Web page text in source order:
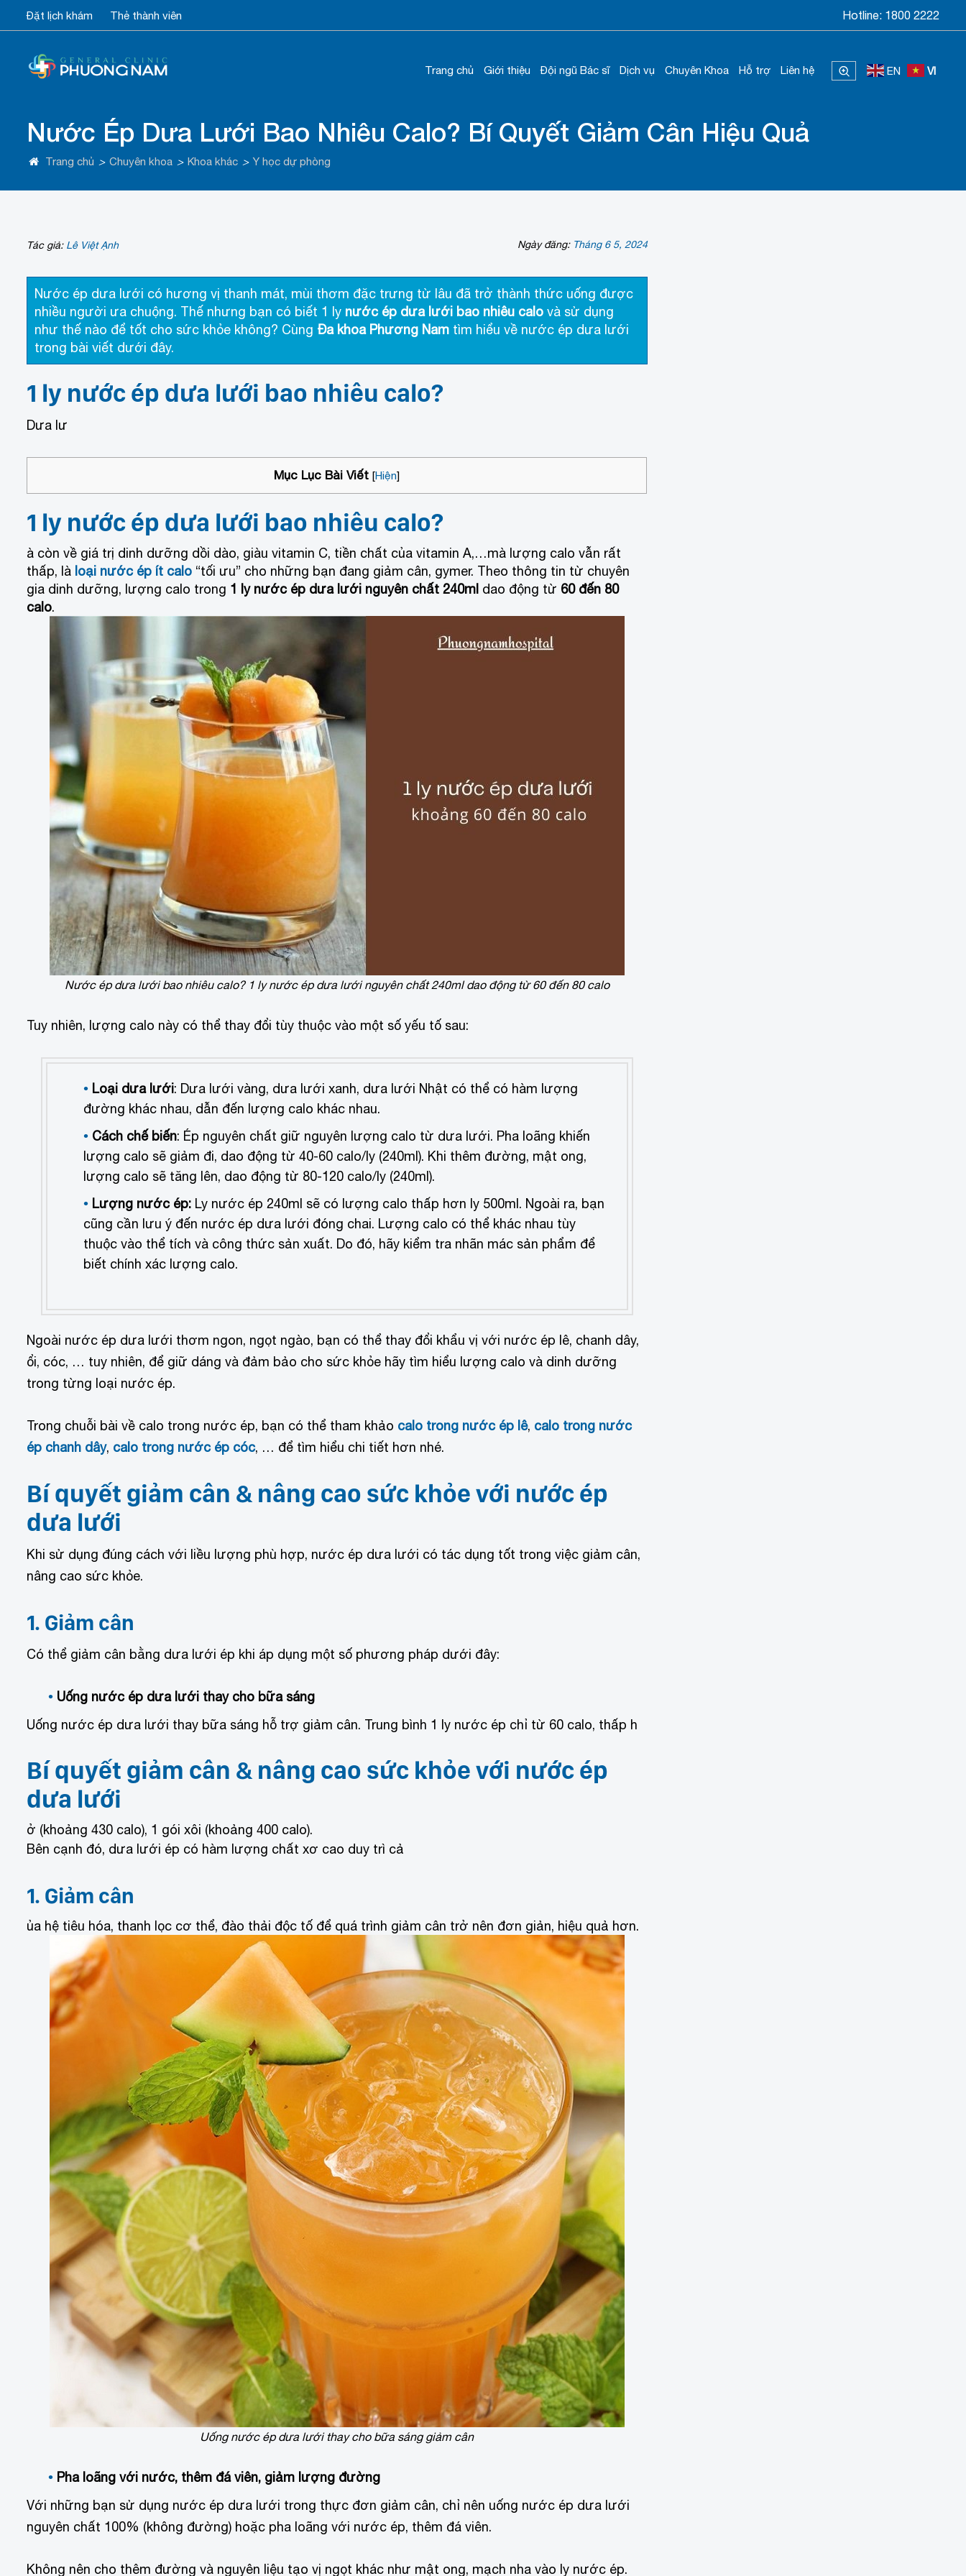
Đặt lịch khám Thẻ thành viên Hotline: 1800 2222
Trang chủ Giới thiệu Đội ngũ Bác sĩ Dịch vụ Chuyên Khoa Hỗ trợ Liên hệ EN VI
Nước Ép Dưa Lưới Bao Nhiêu Calo? Bí Quyết Giảm Cân Hiệu Quả
Trang chủ > Chuyên khoa > Khoa khác > Y học dự phòng
Tác giả: Lê Việt Ạnh Ngày đăng: Tháng 6 5, 2024
Nước ép dưa lưới có hương vị thanh mát, mùi thơm đặc trưng từ lâu đã trở thành thức uống được
nhiều người ưa chuộng. Thế nhưng bạn có biết 1 ly nước ép dưa lưới bao nhiêu calo và sử dụng
như thế nào để tốt cho sức khỏe không? Cùng Đa khoa Phương Nam tìm hiểu về nước ép dưa lưới
trong bài viết dưới đây.
1 ly nước ép dưa lưới bao nhiêu calo?
Dưa lư
Mục Lục Bài Viết [Hiện]
1 ly nước ép dưa lưới bao nhiêu calo?
à còn về giá trị dinh dưỡng dồi dào, giàu vitamin C, tiền chất của vitamin A,…mà lượng calo vẫn rất
thấp, là loại nước ép ít calo “tối ưu” cho những bạn đang giảm cân, gymer. Theo thông tin từ chuyên
gia dinh dưỡng, lượng calo trong 1 ly nước ép dưa lưới nguyên chất 240ml dao động từ 60 đến 80
calo.
Nước ép dưa lưới bao nhiêu calo? 1 ly nước ép dưa lưới nguyên chất 240ml dao động từ 60 đến 80 calo
Tuy nhiên, lượng calo này có thể thay đổi tùy thuộc vào một số yếu tố sau:
Loại dưa lưới: Dưa lưới vàng, dưa lưới xanh, dưa lưới Nhật có thể có hàm lượng
đường khác nhau, dẫn đến lượng calo khác nhau.
Cách chế biến: Ép nguyên chất giữ nguyên lượng calo từ dưa lưới. Pha loãng khiến
lượng calo sẽ giảm đi, dao động từ 40-60 calo/ly (240ml). Khi thêm đường, mật ong,
lượng calo sẽ tăng lên, dao động từ 80-120 calo/ly (240ml).
Lượng nước ép: Ly nước ép 240ml sẽ có lượng calo thấp hơn ly 500ml. Ngoài ra, bạn
cũng cần lưu ý đến nước ép dưa lưới đóng chai. Lượng calo có thể khác nhau tùy
thuộc vào thể tích và công thức sản xuất. Do đó, hãy kiểm tra nhãn mác sản phẩm để
biết chính xác lượng calo.
Ngoài nước ép dưa lưới thơm ngon, ngọt ngào, bạn có thể thay đổi khẩu vị với nước ép lê, chanh dây,
ổi, cóc, … tuy nhiên, để giữ dáng và đảm bảo cho sức khỏe hãy tìm hiểu lượng calo và dinh dưỡng
trong từng loại nước ép.
Trong chuỗi bài về calo trong nước ép, bạn có thể tham khảo calo trong nước ép lê, calo trong nước
ép chanh dây, calo trong nước ép cóc, … để tìm hiểu chi tiết hơn nhé.
Bí quyết giảm cân & nâng cao sức khỏe với nước ép
dưa lưới
Khi sử dụng đúng cách với liều lượng phù hợp, nước ép dưa lưới có tác dụng tốt trong việc giảm cân,
nâng cao sức khỏe.
1. Giảm cân
Có thể giảm cân bằng dưa lưới ép khi áp dụng một số phương pháp dưới đây:
Uống nước ép dưa lưới thay cho bữa sáng
Uống nước ép dưa lưới thay bữa sáng hỗ trợ giảm cân. Trung bình 1 ly nước ép chỉ từ 60 calo, thấp h
Bí quyết giảm cân & nâng cao sức khỏe với nước ép
dưa lưới
ở (khoảng 430 calo), 1 gói xôi (khoảng 400 calo).
Bên cạnh đó, dưa lưới ép có hàm lượng chất xơ cao duy trì cả
1. Giảm cân
ủa hệ tiêu hóa, thanh lọc cơ thể, đào thải độc tố để quá trình giảm cân trở nên đơn giản, hiệu quả hơn.
Uống nước ép dưa lưới thay cho bữa sáng giảm cân
Pha loãng với nước, thêm đá viên, giảm lượng đường
Với những bạn sử dụng nước ép dưa lưới trong thực đơn giảm cân, chỉ nên uống nước ép dưa lưới
nguyên chất 100% (không đường) hoặc pha loãng với nước ép, thêm đá viên.
Không nên cho thêm đường và nguyên liệu tạo vị ngọt khác như mật ong, mạch nha vào ly nước ép.